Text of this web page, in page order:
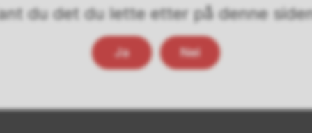
du det du lette etter på denne
Ja Nei